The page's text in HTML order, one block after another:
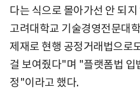
다는 식으로 몰아가선 안 되
고려대학교 기술경영전문대
제재로 현행 공정거래법으로
걸 보여줬다"며 "플랫폼법 입
정"이라고 했다.